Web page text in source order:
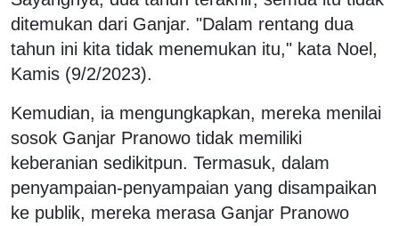
ditemukan dari Ganjar. "Dalam rentang dua
tahun ini kita tidak menemukan itu," kata Noel,
Kamis (9/2/2023).
Kemudian, ia mengungkapkan, mereka menilai
sosok Ganjar Pranowo tidak memiliki
keberanian sedikitpun. Termasuk, dalam
penyampaian-penyampaian yang disampaikan
ke publik, mereka merasa Ganjar Pranowo